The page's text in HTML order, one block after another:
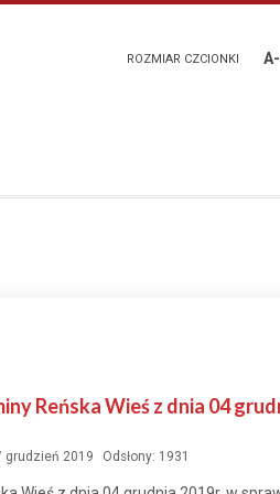
ROZMIAR CZCIONKI A-
Reńska Wieś z dnia 04
grudzień 2019 Odsłony: 1931